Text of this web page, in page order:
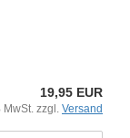
19,95 EUR
MwSt. zzgl. Versand